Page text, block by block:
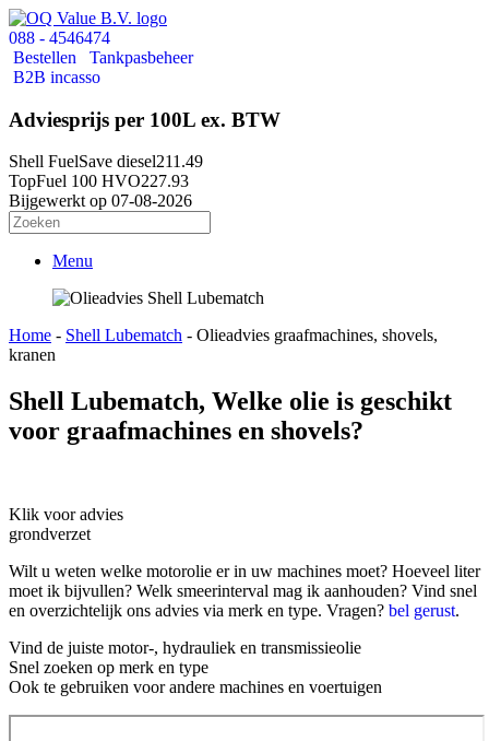
088 - 4546474
Bestellen
Tankpasbeheer
B2B incasso
Adviesprijs per 100L ex. BTW
Shell FuelSave diesel211.49
TopFuel 100 HVO227.93
Bijgewerkt op 07-08-2026
Menu
Home - Shell Lubematch - Olieadvies graafmachines, shovels,
kranen
Shell Lubematch, Welke olie is geschikt
voor graafmachines en shovels?
Klik voor advies
grondverzet
Wilt u weten welke motorolie er in uw machines moet? Hoeveel liter
moet ik bijvullen? Welk smeerinterval mag ik aanhouden? Vind snel
en overzichtelijk ons advies via merk en type. Vragen? bel gerust.
Vind de juiste motor-, hydrauliek en transmissieolie
Snel zoeken op merk en type
Ook te gebruiken voor andere machines en voertuigen